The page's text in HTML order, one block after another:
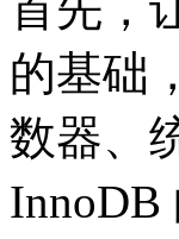
的基础
数器、